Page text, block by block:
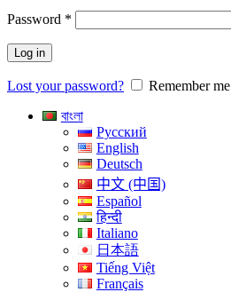
Password *
Log in
Lost your password?
Remember me
বাংলা
Русский
English
Deutsch
中文 (中国)
Español
हिन्दी
Italiano
日本語
Tiếng Việt
Français